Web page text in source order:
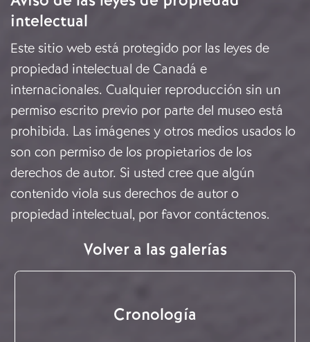
intelectual
Este sitio web está protegido por las leyes de
propiedad intelectual de Canadá e
internacionales. Cualquier reproducción sin un
permiso escrito previo por parte del museo está
prohibida. Las imágenes y otros medios usados lo
son con permiso de los propietarios de los
derechos de autor. Si usted cree que algún
contenido viola sus derechos de autor o
propiedad intelectual, por favor contáctenos.
Volver a las galerías
Cronología